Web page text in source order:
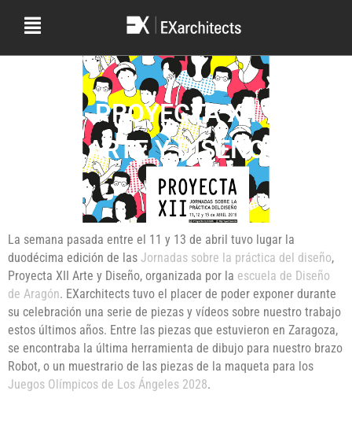
PROYECTA XII
ARTE Y DISEÑO
La semana pasada entre el 11 y 13 de abril tuvo lugar la
duodécima edición de las Jornadas sobre la práctica del diseño,
Proyecta XII Arte y Diseño, organizada por la escuela de Diseño
de Aragón. EXarchitects tuvo el placer de poder exponer durante
su celebración una serie de piezas y vídeos sobre nuestro trabajo
estos últimos años. Entre las piezas que estuvieron en Zaragoza,
se encontraba la última herramienta de dibujo para nuestro brazo
Robot, o un muestrario de las piezas de la maqueta para los
Juegos Olímpicos de Los Ángeles 2028.